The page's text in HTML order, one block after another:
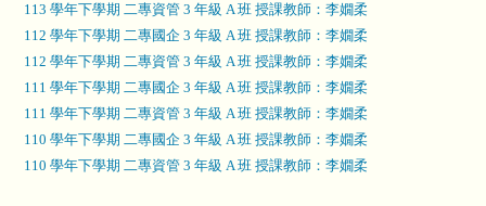
113 學年下學期 二專資管 3 年級 A 班 授課教師：李嫺柔
112 學年下學期 二專國企 3 年級 A 班 授課教師：李嫺柔
112 學年下學期 二專資管 3 年級 A 班 授課教師：李嫺柔
111 學年下學期 二專國企 3 年級 A 班 授課教師：李嫺柔
111 學年下學期 二專資管 3 年級 A 班 授課教師：李嫺柔
110 學年下學期 二專國企 3 年級 A 班 授課教師：李嫺柔
110 學年下學期 二專資管 3 年級 A 班 授課教師：李嫺柔